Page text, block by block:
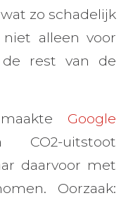
zo schadelijk
alleen voor
rest van de
Google
uitstoot
daarvoor met
Oorzaak: